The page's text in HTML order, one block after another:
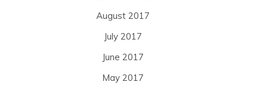
August 2017
July 2017
June 2017
May 2017